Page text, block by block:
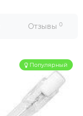
Отзывы 0
Популярный